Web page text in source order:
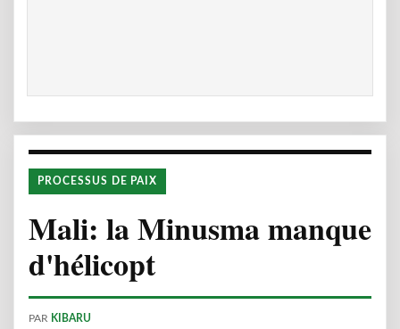
PROCESSUS DE PAIX
Mali: la Minusma manque
d'hélicopt
PAR KIBARU